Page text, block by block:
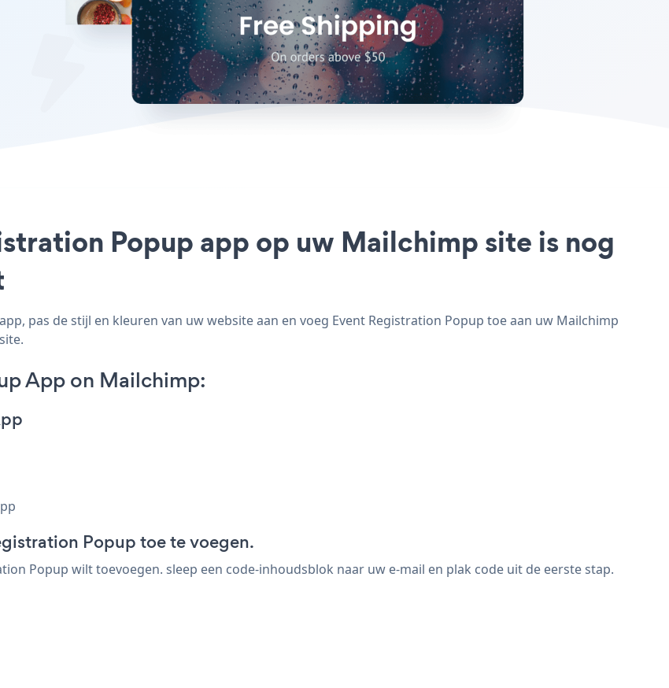
Popup app op uw Mailchimp site is nog
pas de stijl en kleuren van uw website aan en voeg Event Registration Popup toe aan uw Mailchimp
App on Mailchimp:
Popup toe te voegen.
Popup wilt toevoegen. sleep een code-inhoudsblok naar uw e-mail en plak code uit de eerste stap.